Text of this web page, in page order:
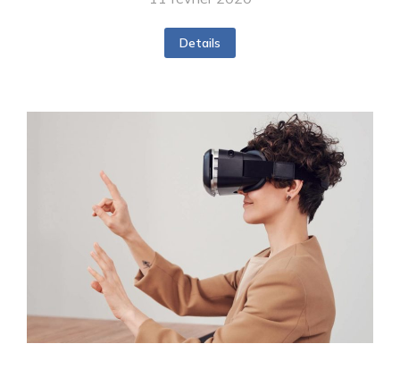
Details